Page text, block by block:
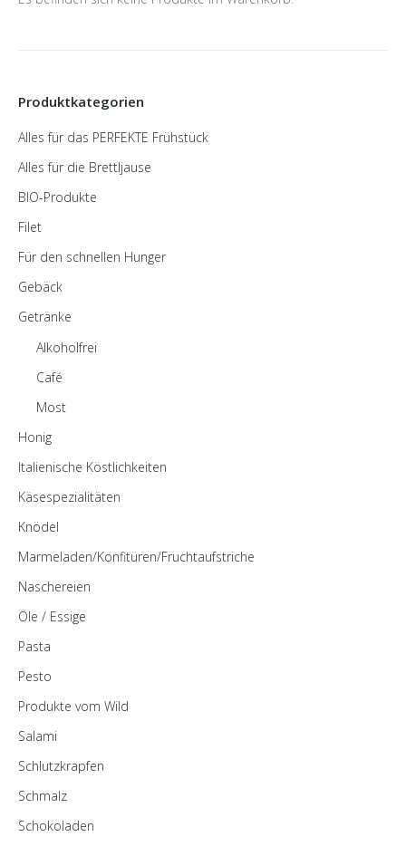
Produktkategorien
Alles für das PERFEKTE Frühstück
Alles für die Brettljause
BIO-Produkte
Filet
Für den schnellen Hunger
Gebäck
Getränke
Alkoholfrei
Café
Most
Honig
Italienische Köstlichkeiten
Käsespezialitäten
Knödel
Marmeladen/Konfitüren/Fruchtaufstriche
Naschereien
Öle / Essige
Pasta
Pesto
Produkte vom Wild
Salami
Schlutzkrapfen
Schmalz
Schokoladen